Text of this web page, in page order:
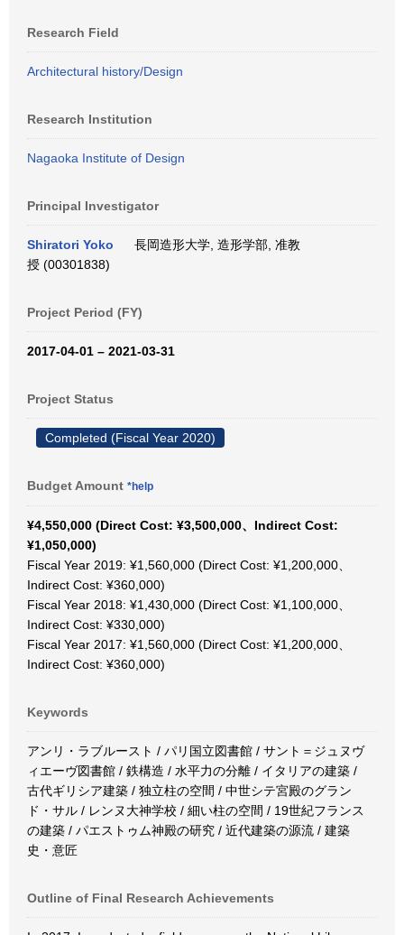
Research Field
Architectural history/Design
Research Institution
Nagaoka Institute of Design
Principal Investigator
Shiratori Yoko
長岡造形大学, 造形学部, 准教
授 (00301838)
Project Period (FY)
2017-04-01 – 2021-03-31
Project Status
Completed (Fiscal Year 2020)
Budget Amount *help
¥4,550,000 (Direct Cost: ¥3,500,000、Indirect Cost:
¥1,050,000)
Fiscal Year 2019: ¥1,560,000 (Direct Cost: ¥1,200,000、
Indirect Cost: ¥360,000)
Fiscal Year 2018: ¥1,430,000 (Direct Cost: ¥1,100,000、
Indirect Cost: ¥330,000)
Fiscal Year 2017: ¥1,560,000 (Direct Cost: ¥1,200,000、
Indirect Cost: ¥360,000)
Keywords
アンリ・ラブルースト / パリ国立図書館 / サント＝ジュヌヴ
ィエーヴ図書館 / 鉄構造 / 水平力の分離 / イタリアの建築 /
古代ギリシア建築 / 独立柱の空間 / 中世シテ宮殿のグラン
ド・サル / レンヌ大神学校 / 細い柱の空間 / 19世紀フランス
の建築 / パエストゥム神殿の研究 / 近代建築の源流 / 建築
史・意匠
Outline of Final Research Achievements